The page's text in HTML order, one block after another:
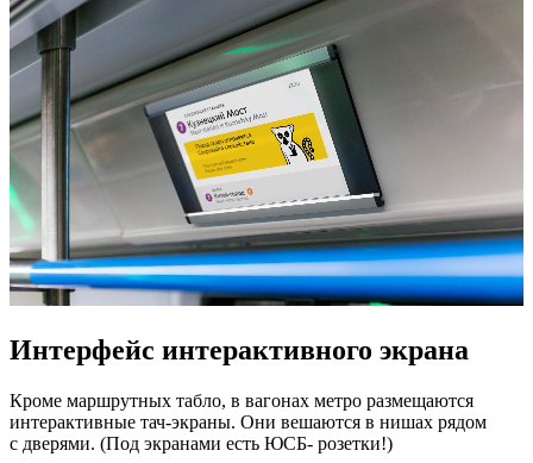
Интерфейс интерактивного экрана
Кроме маршрутных табло, в вагонах метро размещаются
интерактивные тач-экраны. Они вешаются в нишах рядом
с дверями. (Под экранами есть ЮСБ- розетки!)